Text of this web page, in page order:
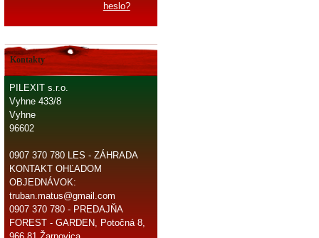
heslo?
Kontakty
PILEXIT s.r.o.
Vyhne 433/8
Vyhne
96602
0907 370 780 LES - ZÁHRADA
KONTAKT OHĽADOM
OBJEDNÁVOK:
truban.matus@gmail.com
0907 370 780 - PREDAJŇA
FOREST - GARDEN, Potočná 8,